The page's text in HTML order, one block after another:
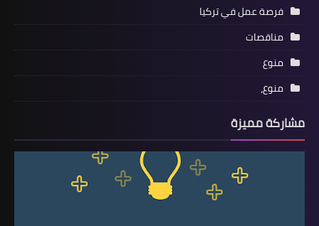
فرصة عمل في تركيا
مناقصات
منوع
منوع،
مشاركة مميزة